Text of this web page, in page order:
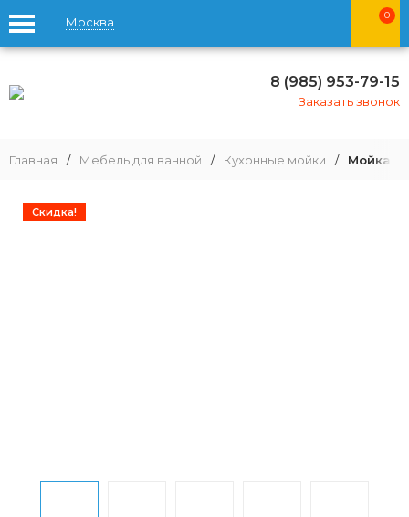
Москва 0
8 (985) 953-79-15
Заказать звонок
Главная / Мебель для ванной / Кухонные мойки / Мойка
Скидка!